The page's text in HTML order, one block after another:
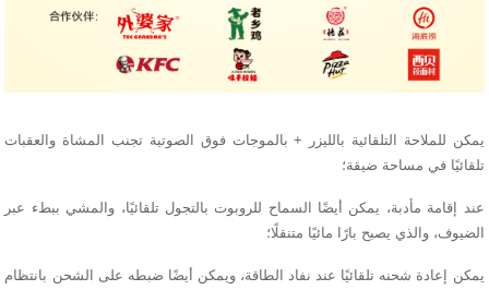
يمكن للملاحة التلقائية بالليزر + بالموجات فوق الصوتية تجنب المشاة والعقبات
تلقائيًا في مساحة ضيقة؛
عند إقامة مأدبة، يمكن أيضًا السماح للروبوت بالتجول تلقائيًا، والمشي ببطء عبر
الضيوف، والذي يصبح بارًا مائيًا متنقلًا؛
يمكن إعادة شحنه تلقائيًا عند نفاد الطاقة، ويمكن أيضًا ضبطه على الشحن بانتظام